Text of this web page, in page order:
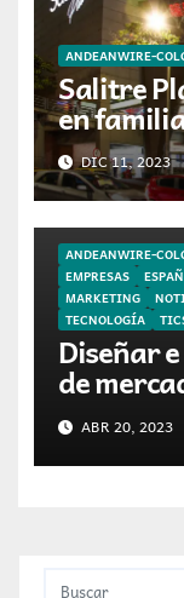
ANDEANWIRE-
Salitre
en
DIC 11, 2023
ANDEANWIRE-
EMPRESAS
MARKETING
TECNOLOGÍA
Diseñar
de
Colombia.
ABR 20, 2023